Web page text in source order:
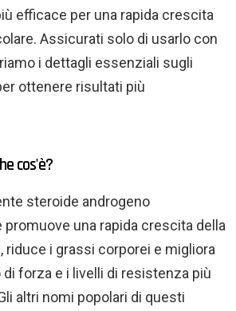
efficace per una rapida crescita
Assicurati solo di usarlo con
i dettagli essenziali sugli
ottenere risultati più
cos'è?
steroide androgeno
una rapida crescita della
riduce i grassi corporei e migliora
di forza e i livelli di resistenza più
altri nomi popolari di questi